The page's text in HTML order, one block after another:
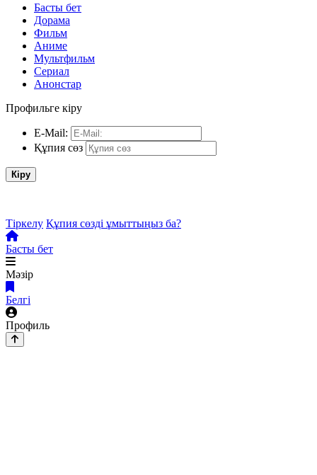
Басты бет
Дорама
Фильм
Аниме
Мультфильм
Сериал
Анонстар
Профильге кіру
E-Mail:
Құпия сөз
Кіру
Тіркелу Құпия сөзді ұмыттыңыз ба?
Басты бет
Мәзір
Белгі
Профиль